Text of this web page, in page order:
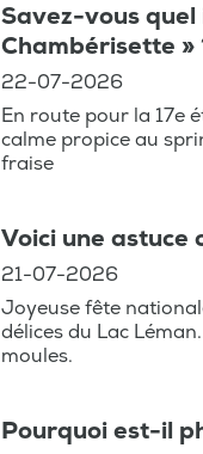
Savez-vous
Chambérisette »
22-07-2026
En route pour la 17e
calme propice au
fraise
Voici une astuce
21-07-2026
Joyeuse fête
délices du Lac
moules.
Pourquoi est-il